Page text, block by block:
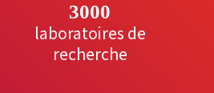
3000
laboratoires de
recherche